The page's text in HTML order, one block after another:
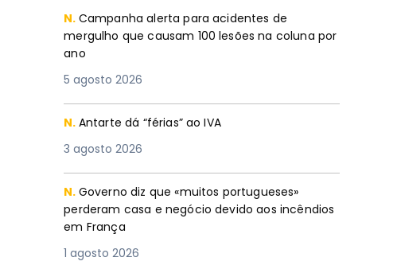
N. Campanha alerta para acidentes de
mergulho que causam 100 lesões na coluna por
ano
5 agosto 2026
N. Antarte dá “férias” ao IVA
3 agosto 2026
N. Governo diz que «muitos portugueses»
perderam casa e negócio devido aos incêndios
em França
1 agosto 2026